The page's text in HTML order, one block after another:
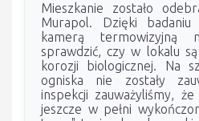
Mieszkanie zostało
Murapol. Dzięki badaniu
kamerą termowizyjną
sprawdzić, czy w lokalu
korozji biologicznej. Na
ogniska nie zostały
inspekcji zauważyliśmy,
jeszcze w pełni